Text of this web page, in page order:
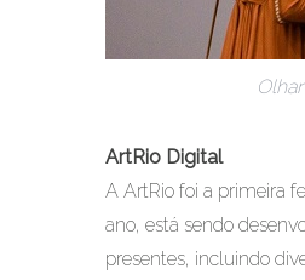
ArtRio Digital
A ArtRio foi a primeira
ano, está sendo
presentes, incluindo